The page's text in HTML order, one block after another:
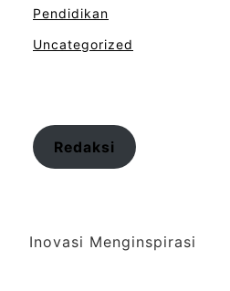
Pendidikan
Uncategorized
Redaksi
Inovasi Menginspirasi